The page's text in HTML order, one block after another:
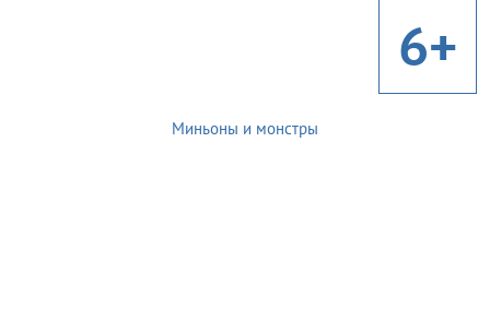
6+
Миньоны и монстры